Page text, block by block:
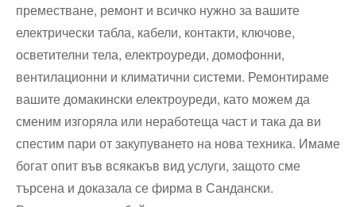
преместване, ремонт и всичко нужно за вашите
електрически табла, кабели, контакти, ключове,
осветителни тела, електроуреди, домофонни,
вентилационни и климатични системи. Ремонтираме
вашите домакински електроуреди, като можем да
сменим изгоряла или неработеща част и така да ви
спестим пари от закупуването на нова техника. Имаме
богат опит във всякакъв вид услуги, защото сме
търсена и доказала се фирма в Сандански.